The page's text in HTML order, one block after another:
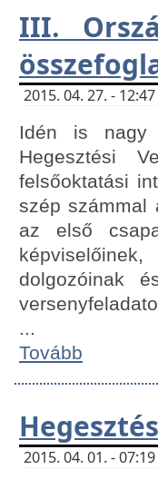
III.
2015. 04. 27. -
Idén is nagy
Hegesztési
felsőoktatási
szép számmal
az első
dolgozóinak
...
Tovább
2015. 04. 01. -